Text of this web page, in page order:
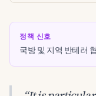
정책 신호
국방 및 지역 반테러